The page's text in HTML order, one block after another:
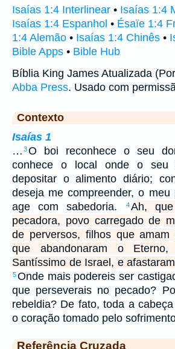
Isaías 1:4 Interlinear • Isaías 1:4
Isaías 1:4 Espanhol • Ésaïe 1:4
1:4 Alemão • Isaías 1:4 Chinês •
Bible Apps • Bible Hub
Bíblia King James Atualizada
Abba Press. Usado com
Contexto
Isaías 1
… 3O boi reconhece o seu
conhece o local onde o seu
depositar o alimento diário;
deseja me compreender, o meu
age com sabedoria.
4 Ah,
pecadora, povo carregado de
de perversos, filhos que
que abandonaram o Eterno,
Santíssimo de Israel, e
5Onde mais podereis ser
que perseverais no pecado?
rebeldia? De fato, toda a
o coração tomado pelo
Referência Cruzada